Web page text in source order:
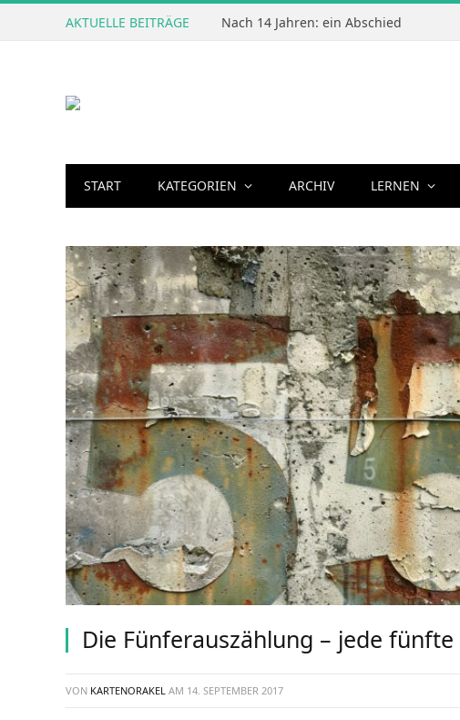
AKTUELLE BEITRÄGE Nach 14 Jahren: ein Abschied
START KATEGORIEN ARCHIV LERNEN
Die Fünferauszählung – jede
VON KARTENORAKEL AM 14. SEPTEMBER 2017